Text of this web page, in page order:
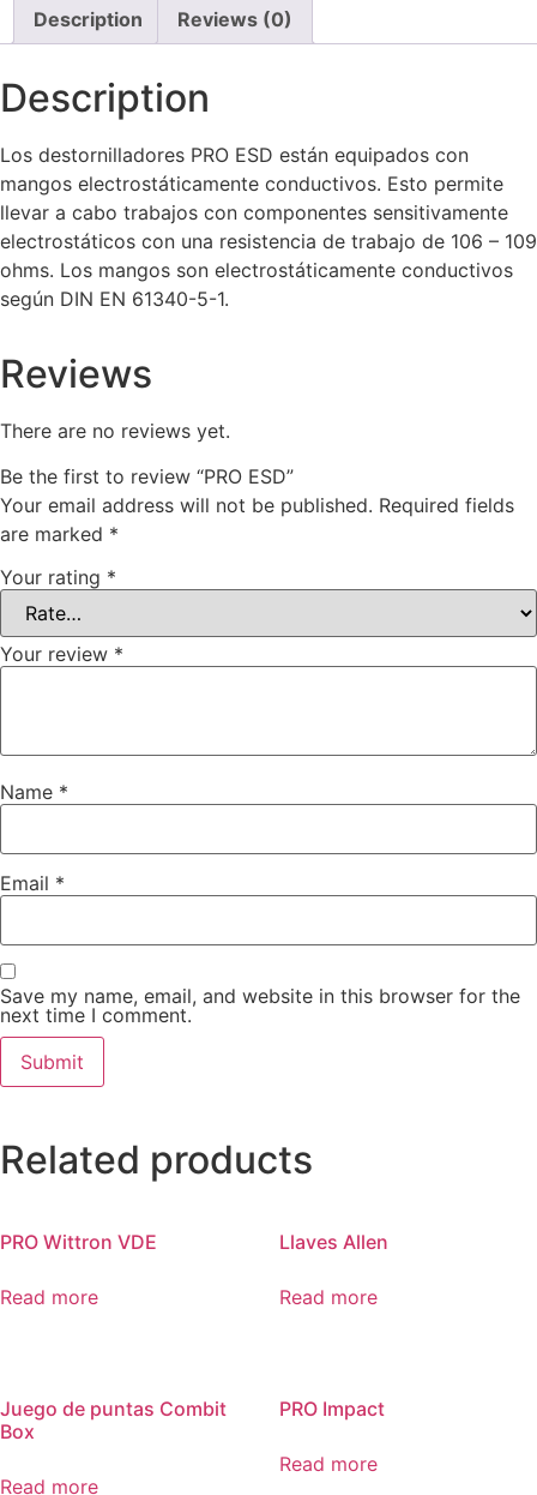
Description Reviews (0)
Description
Los destornilladores PRO ESD están equipados con
mangos electrostáticamente conductivos. Esto permite
llevar a cabo trabajos con componentes sensitivamente
electrostáticos con una resistencia de trabajo de 106 – 109
ohms. Los mangos son electrostáticamente conductivos
según DIN EN 61340-5-1.
Reviews
There are no reviews yet.
Be the first to review “PRO ESD”
Your email address will not be published. Required fields
are marked *
Your rating *
Your review *
Name *
Email *
Save my name, email, and website in this browser for the
next time I comment.
Related products
PRO Wittron VDE
Read more
Llaves Allen
Read more
Juego de puntas Combit
Box
Read more
PRO Impact
Read more